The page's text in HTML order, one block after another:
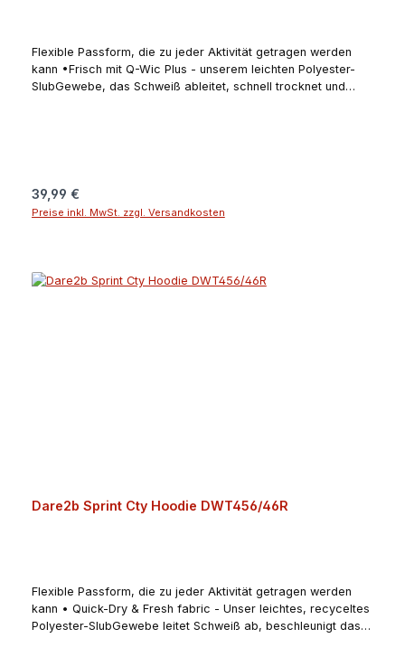
Flexible Passform, die zu jeder Aktivität getragen werden
kann •Frisch mit Q-Wic Plus - unserem leichten Polyester-
SlubGewebe, das Schweiß ableitet, schnell trocknet und
Great Outdoors Ireland Ltd. (Regatta + Dare2b)25 Westside
Centre, Model Farm Road, Company no 5291270000 Cork
(Upland)Deutschlandschuhhauskleine@t-online.dewww.sport-
Regulärer Preis:
39,99 €
Preise inkl. MwSt. zzgl. Versandkosten
Dare2b Sprint Cty Hoodie DWT456/46R
Flexible Passform, die zu jeder Aktivität getragen werden
kann • Quick-Dry & Fresh fabric - Unser leichtes, recyceltes
Polyester-SlubGewebe leitet Schweiß ab, beschleunigt das